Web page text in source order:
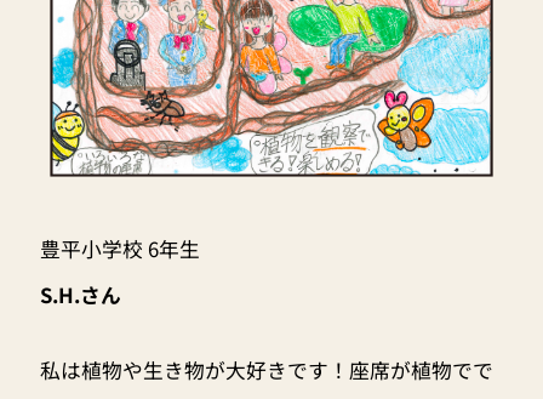
豊平小学校 6年生
S.H.さん
私は植物や生き物が大好きです！座席が植物でで